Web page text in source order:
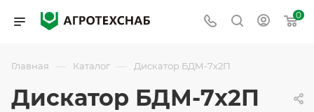
0
Главная — Каталог — Дискатор БДМ-7х2П
Дискатор БДМ-7х2П